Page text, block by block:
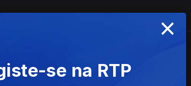
×
se na RTP